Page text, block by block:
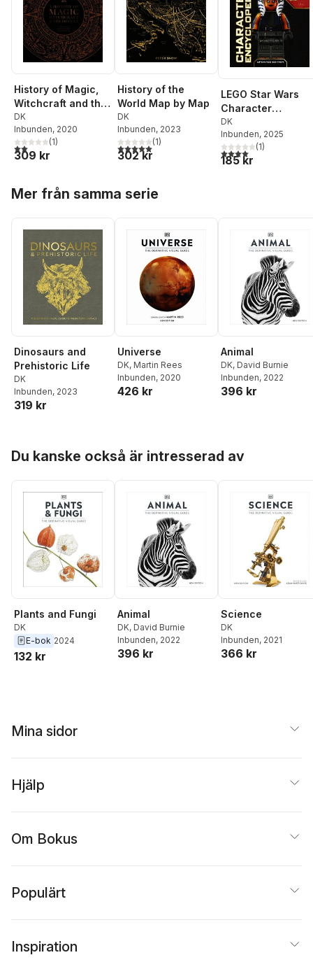
History of Magic,
Witchcraft and the
Occult
DK
Inbunden, 2020
2,0utav 5 stjärnor. Totalt antal röster:
(1)
309 kr
History of the
World Map by Map
DK
Inbunden, 2023
5,0utav 5 stjärnor. Totalt antal röster:
(1)
302 kr
LEGO Star Wars
Character
Encyclopedia
Updated Edition
DK
Inbunden, 2025
4,0utav 5 stjärnor.
(1)
185 kr
Mer från samma serie
Dinosaurs and
Prehistoric Life
DK
Inbunden, 2023
319 kr
Universe
DK, Martin Rees
Inbunden, 2020
426 kr
Animal
DK, David Burnie
Inbunden, 2022
396 kr
Du kanske också är intresserad av
Plants and Fungi
DK
E-bok 2024
132 kr
Animal
DK, David Burnie
Inbunden, 2022
396 kr
Science
DK
Inbunden, 2021
366 kr
Mina sidor
Hjälp
Om Bokus
Populärt
Inspiration